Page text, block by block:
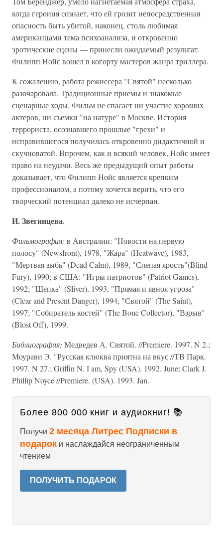
когда героиня сознает, что ей грозит непосредственная
опасность быть убитой, наконец, столь любимая
американцами тема психоанализа, и откровенно
эротические сцены — принесли ожидаемый результат.
Филипп Нойс вошел в когорту мастеров жанра триллера.
К сожалению, работа режиссера "Святой" несколько
разочаровала. Традиционные приемы и знакомые
сценарные ходы. Фильм не спасает ни участие хороших
актеров, ни съемки "на натуре" в Москве. История
террориста, осознавшего прошлые "грехи" и
исправившегося получилась откровенно дидактичной и
скучноватой. Впрочем, как и всякий человек, Нойс имеет
право на неудачи. Весь же предыдущий опыт работы
доказывает, что Филипп Нойс является крепким
профессионалом, а потому хочется верить, что его
творческий потенциал далеко не исчерпан.
И. Звегинцева.
Фильмография: в Австралии: "Новости на первую
полосу" (Newsfront), 1978, "Жара" (Heatwave), 1983,
"Мертвая зыбь" (Dead Calm), 1989, "Слепая ярость"(Blind
Fury), 1990; в США: "Игры патриотов" (Patriot Games),
1992; "Щепка" (Sliver), 1993, "Прямая и явноя угроза"
(Clear and Present Danger), 1994; "Святой" (The Saint),
1997; "Собиратель костей" (The Bone Collector), "Взрыв"
(Blost Off), 1999.
Библиография: Медведев А. Святой. //Premiere. 1997. N 2.;
Моурави Э. "Русская клюква приятна на вкус //ТВ Парк.
1997. N 27.; Griffin N. I am, Spy (USA). 1992. June; Clark J.
Phillip Noyce //Premiere. (USA). 1993. Jan.
Более 800 000 книг и аудиокниг! 📚
Получи 2 месяца Литрес Подписки в
подарок и наслаждайся неограниченным
чтением
ПОЛУЧИТЬ ПОДАРОК